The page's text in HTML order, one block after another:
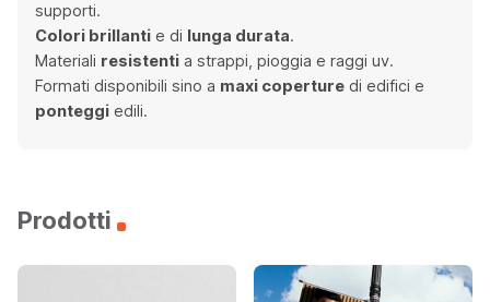
supporti.
Colori brillanti e di lunga durata.
Materiali resistenti a strappi, pioggia e raggi uv.
Formati disponibili sino a maxi coperture di edifici e
ponteggi edili.
Prodotti